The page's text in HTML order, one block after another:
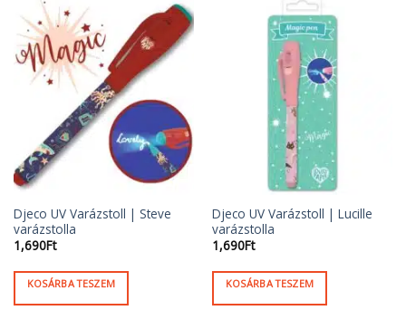
Djeco UV Varázstoll | Steve
varázstolla
1,690Ft
KOSÁRBA TESZEM
Djeco UV Varázstoll | Lucille
varázstolla
1,690Ft
KOSÁRBA TESZEM